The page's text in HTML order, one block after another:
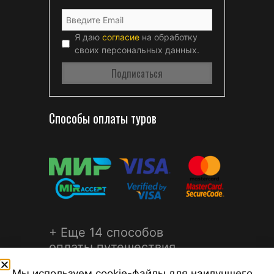
Я даю согласие на обработку
своих персональных данных.
Способы оплаты туров
+ Еще 14 способов
оплаты путешествия